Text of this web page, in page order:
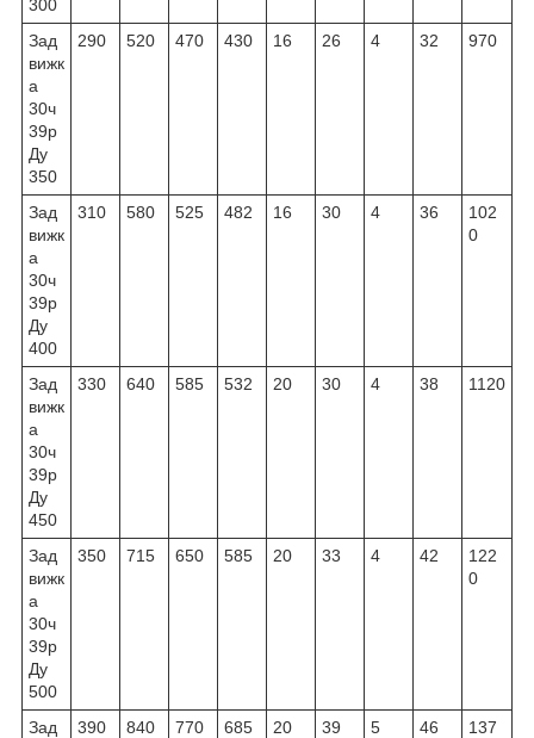
300
Зад
вижк
а
30ч
39р
Ду
350
290 520 470 430 16 26 4 32 970
Зад
вижк
а
30ч
39р
Ду
400
310 580 525 482 16 30 4 36
102
0
Зад
вижк
а
30ч
39р
Ду
450
330 640 585 532 20 30 4 38 1120
Зад
вижк
а
30ч
39р
Ду
500
350 715 650 585 20 33 4 42
122
0
Зад
390 840 770 685 20 39 5 46
137